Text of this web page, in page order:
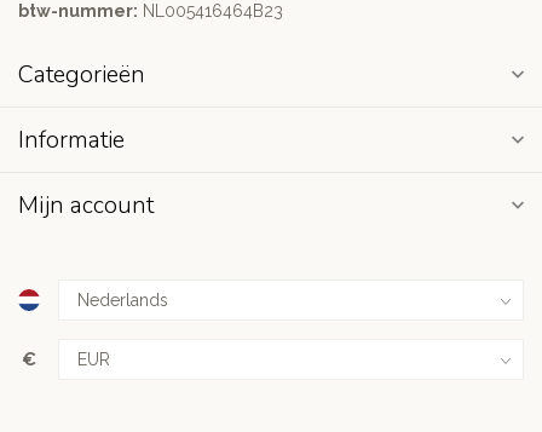
btw-nummer: NL005416464B23
Categorieën
Informatie
Mijn account
€